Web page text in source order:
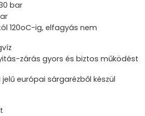
bar
120oC-ig, elfagyás nem
zárás gyors és biztos működést
jelű európai sárgarézből készül